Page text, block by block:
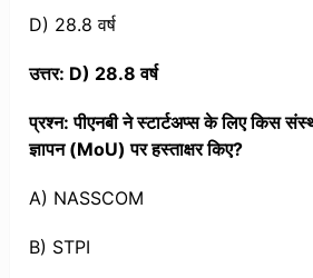
D) 28.8 वर्ष
उत्तर: D) 28.8 वर्ष
प्रश्न: पीएनबी ने स्टार्टअप्स के लिए किस
ज्ञापन (MoU) पर हस्ताक्षर किए?
A) NASSCOM
B) STPI